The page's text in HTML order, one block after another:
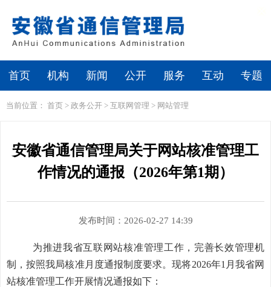
首页 机构 新闻 公开 服务 互动 专题
当前位置： 首页 > 政务公开 > 互联网管理 > 网站管理
安徽省通信管理局关于网站核准管理工
作情况的通报（2026年第1期）
发布时间：2026-02-27 14:39
为推进我省互联网站核准管理工作，完善长效管理机
制，按照我局核准月度通报制度要求。现将2026年1 月我省网
站核准管理工作开展情况通报如下：